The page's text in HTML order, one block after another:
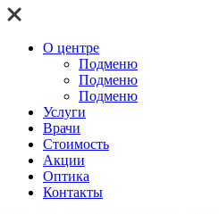
О центре
Подменю
Подменю
Подменю
Услуги
Врачи
Стоимость
Акции
Оптика
Контакты